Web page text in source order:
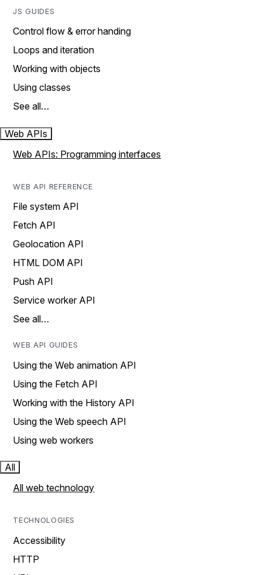
JS GUIDES
Control flow & error handing
Loops and iteration
Working with objects
Using classes
See all…
Web APIs
Web APIs: Programming interfaces
WEB API REFERENCE
File system API
Fetch API
Geolocation API
HTML DOM API
Push API
Service worker API
See all…
WEB API GUIDES
Using the Web animation API
Using the Fetch API
Working with the History API
Using the Web speech API
Using web workers
All
All web technology
TECHNOLOGIES
Accessibility
HTTP